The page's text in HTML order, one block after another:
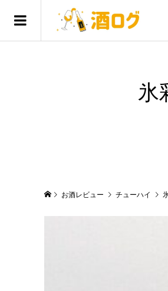
氷
お酒レビュー チューハイ